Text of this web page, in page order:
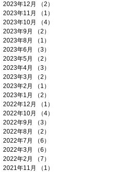
2023年12月
（2）
2023年11月
（1）
2023年10月
（4）
2023年9月
（2）
2023年8月
（1）
2023年6月
（3）
2023年5月
（2）
2023年4月
（3）
2023年3月
（2）
2023年2月
（1）
2023年1月
（2）
2022年12月
（1）
2022年10月
（4）
2022年9月
（3）
2022年8月
（2）
2022年7月
（6）
2022年3月
（6）
2022年2月
（7）
2021年11月
（1）